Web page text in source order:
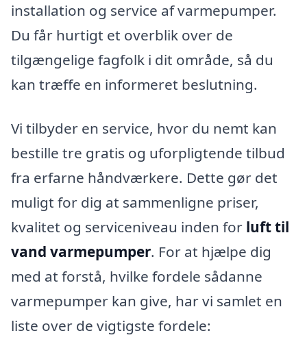
installation og service af varmepumper.
Du får hurtigt et overblik over de
tilgængelige fagfolk i dit område, så du
kan træffe en informeret beslutning.
Vi tilbyder en service, hvor du nemt kan
bestille tre gratis og uforpligtende tilbud
fra erfarne håndværkere. Dette gør det
muligt for dig at sammenligne priser,
kvalitet og serviceniveau inden for luft til
vand varmepumper. For at hjælpe dig
med at forstå, hvilke fordele sådanne
varmepumper kan give, har vi samlet en
liste over de vigtigste fordele: